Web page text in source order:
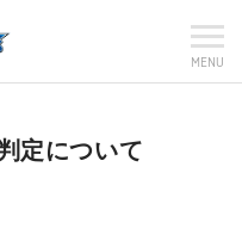
MENU
定について